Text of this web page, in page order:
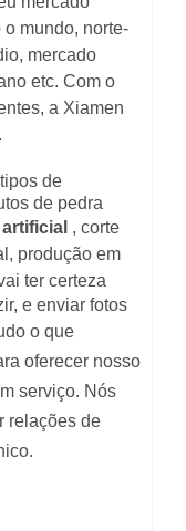
o mundo, norte-
mercado
etc. Com o
a Xiamen
.
de
de pedra
, corte
produção em
ter certeza
e enviar fotos
o que
oferecer nosso
serviço. Nós
relações de